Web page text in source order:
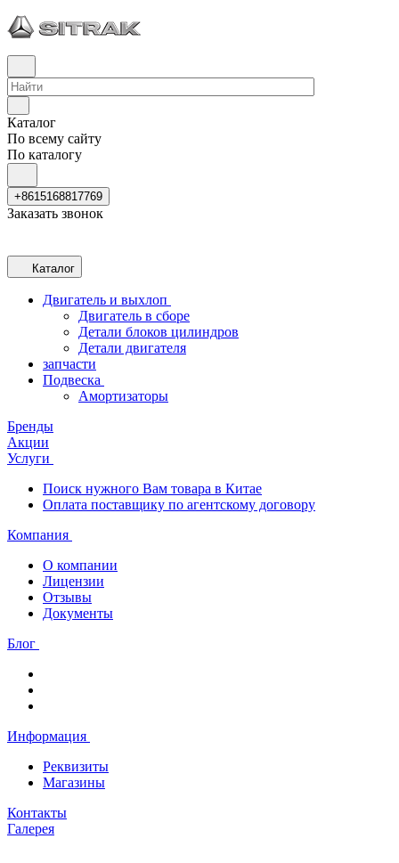
Каталог
По всему сайту
По каталогу
+8615168817769
Заказать звонок
Каталог
Двигатель и выхлоп
Двигатель в сборе
Детали блоков цилиндров
Детали двигателя
запчасти
Подвеска
Амортизаторы
Бренды
Акции
Услуги
Поиск нужного Вам товара в Китае
Оплата поставщику по агентскому договору
Компания
О компании
Лицензии
Отзывы
Документы
Блог
Информация
Реквизиты
Магазины
Контакты
Галерея